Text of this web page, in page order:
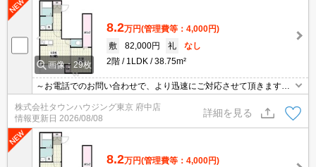
画像：29枚
8.2万円(管理費等：4,000円)
敷
82,000円 礼
なし
2階
1LDK 38.75m²
～お電話でのお問い合わせで、より迅速にご対応させて頂きます～
株式会社タウンハウジング東京 府中店
情報更新日 2026/08/08
詳細を見る
8.2万円(管理費等：4,000円)